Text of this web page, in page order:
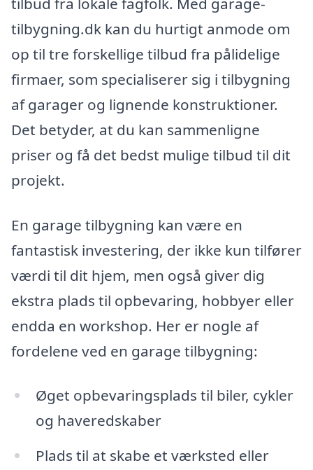
tilbygning.dk kan du hurtigt anmode om
op til tre forskellige tilbud fra pålidelige
firmaer, som specialiserer sig i tilbygning
af garager og lignende konstruktioner.
Det betyder, at du kan sammenligne
priser og få det bedst mulige tilbud til dit
projekt.
En garage tilbygning kan være en
fantastisk investering, der ikke kun tilfører
værdi til dit hjem, men også giver dig
ekstra plads til opbevaring, hobbyer eller
endda en workshop. Her er nogle af
fordelene ved en garage tilbygning:
Øget opbevaringsplads til biler, cykler
og haveredskaber
Plads til at skabe et værksted eller